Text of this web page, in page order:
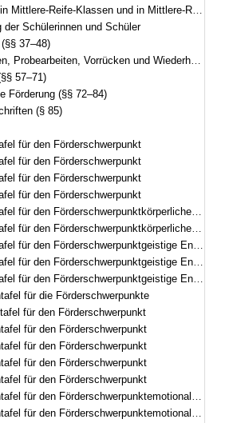
Reife-Klassen und in Mittlere-Reife-Kurse
der Schülerinnen und Schüler
37–48)
Vorrücken und Wiederholen, Zeugnisse (§§ 49–56)
57–71)
Förderung (§§ 72–84)
(§ 85)
für den Förderschwerpunkt
für den Förderschwerpunkt
für den Förderschwerpunkt
für den Förderschwerpunkt
Förderschwerpunktkörperliche und motorische Entwicklung
Förderschwerpunktkörperliche und motorische Entwicklung
für den Förderschwerpunktgeistige Entwicklung
für den Förderschwerpunktgeistige Entwicklung
für den Förderschwerpunktgeistige Entwicklung
für die Förderschwerpunkte
für den Förderschwerpunkt
für den Förderschwerpunkt
für den Förderschwerpunkt
für den Förderschwerpunkt
für den Förderschwerpunkt
Förderschwerpunktemotionale und soziale Entwicklung
Förderschwerpunktemotionale und soziale Entwicklung